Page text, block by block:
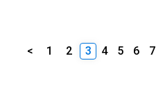
< 1 2 3 4 5 6 7